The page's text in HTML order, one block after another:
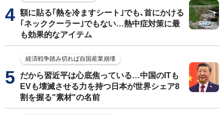
額に貼る｢熱を冷ますシート｣でも､首にかける
｢ネッククーラー｣でもない…熱中症対策に最
も効果的なアイテム
経済戦争踏み切れば自国産業崩壊
だから習近平は心底焦っている…中国のITも
EVも壊滅させる力を持つ日本が世界シェア8
割を握る"素材"の名前